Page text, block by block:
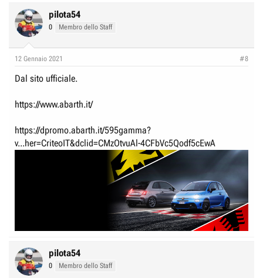
pilota54
0 Membro dello Staff
12 Gennaio 2021 #8
Dal sito ufficiale.
https://www.abarth.it/
https://dpromo.abarth.it/595gamma?
v...her=CriteoIT&dclid=CMzOtvuAl-4CFbVc5Qodf5cEwA
pilota54
0 Membro dello Staff